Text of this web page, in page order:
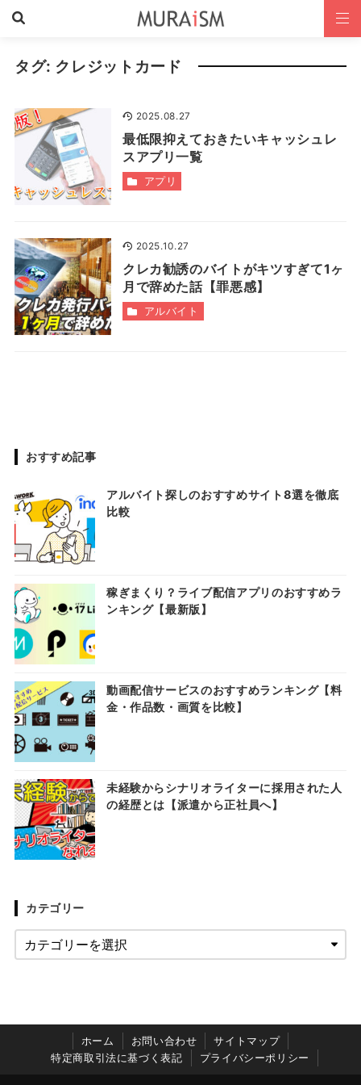
タグ: クレジットカード
2025.08.27
最低限抑えておきたいキャッシュレ
スアプリ一覧
アプリ
2025.10.27
クレカ勧誘のバイトがキツすぎて1ヶ
月で辞めた話【罪悪感】
アルバイト
おすすめ記事
アルバイト探しのおすすめサイト8選を徹底
比較
稼ぎまくり？ライブ配信アプリのおすすめラ
ンキング【最新版】
動画配信サービスのおすすめランキング【料
金・作品数・画質を比較】
未経験からシナリオライターに採用された人
の経歴とは【派遣から正社員へ】
カテゴリー
ホーム お問い合わせ
サイトマップ
特定商取引法に基づく表記
プライバシーポリシー